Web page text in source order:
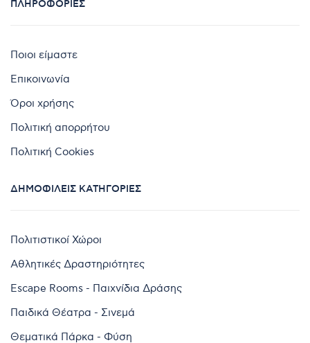
ΠΛΗΡΟΦΟΡΊΕΣ
Ποιοι είμαστε
Επικοινωνία
Όροι χρήσης
Πολιτική απορρήτου
Πολιτική Cookies
ΔΗΜΟΦΙΛΕΊΣ ΚΑΤΗΓΟΡΊΕΣ
Πολιτιστικοί Χώροι
Αθλητικές Δραστηριότητες
Escape Rooms - Παιχνίδια Δράσης
Παιδικά Θέατρα - Σινεμά
Θεματικά Πάρκα - Φύση